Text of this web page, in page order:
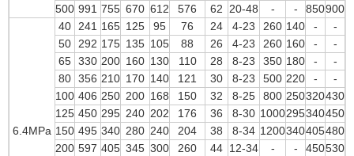
500 991 755 670 612 576 62 20-48 - - 850900
6.4MPa
40 241 165 125 95 76 24 4-23 260 140 -
-
50
292 175 135 105 88 26 4-23 260 160 -
-
65 330 200 160 130 110 28 8-23 350 180 -
-
80 356 210 170 140 121 30 8-23 500 220 -
-
100 406 250 200 168 150 32 8-25 800 250320430
125 450 295 240 202 176 36 8-30 1000295340450
150 495 340 280 240 204 38 8-34 1200340405480
200 597 405 345 300 260 44 12-34 - - 450530